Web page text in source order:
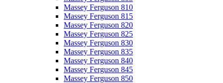
Massey Ferguson 810
Massey Ferguson 815
Massey Ferguson 820
Massey Ferguson 825
Massey Ferguson 830
Massey Ferguson 835
Massey Ferguson 840
Massey Ferguson 845
Massey Ferguson 850